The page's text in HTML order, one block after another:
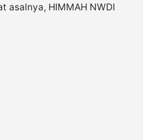
asalnya, HIMMAH NWDI